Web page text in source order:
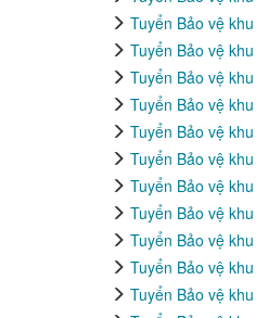
Tuyển Bảo vệ
Tuyển Bảo vệ
Tuyển Bảo vệ
Tuyển Bảo vệ
Tuyển Bảo vệ
Tuyển Bảo vệ
Tuyển Bảo vệ
Tuyển Bảo vệ
Tuyển Bảo vệ
Tuyển Bảo vệ
Tuyển Bảo vệ